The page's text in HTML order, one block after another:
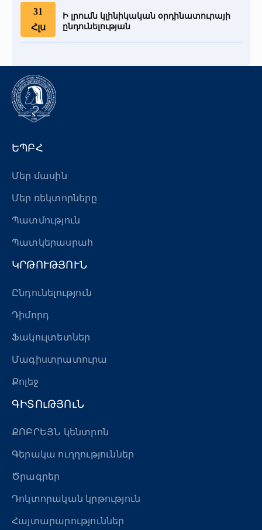
31
Հլս
Ի լրումն կլինիկական օրդինատուրայի
ընդունելության
ԵՊԲՀ
Մեր մասին
Մեր ռեկտորները
Պատմություն
Պատկերասրահ
ԿՐԹՈՒԹՅՈՒՆ
Ընդունելություն
Դիմորդ
Ֆակուլտետներ
Մագիստրատուրա
Քոլեջ
ԳԻՏՈւԹՅՈւՆ
ՔՈԲՐԵՅՆ կենտրոն
Գերակա ուղղություններ
Ծրագրեր
Դոկտորական կրթություն
Հայտարարություններ